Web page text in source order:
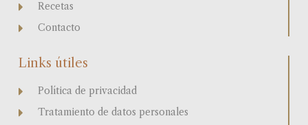
Recetas
Contacto
Links útiles
Política de privacidad
Tratamiento de datos personales